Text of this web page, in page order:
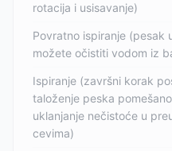
rotacija i usisavanje)
Povratno ispiranje (pesak
možete očistiti vodom iz
Ispiranje (završni korak
taloženje peska
uklanjanje nečistoće u
cevima)